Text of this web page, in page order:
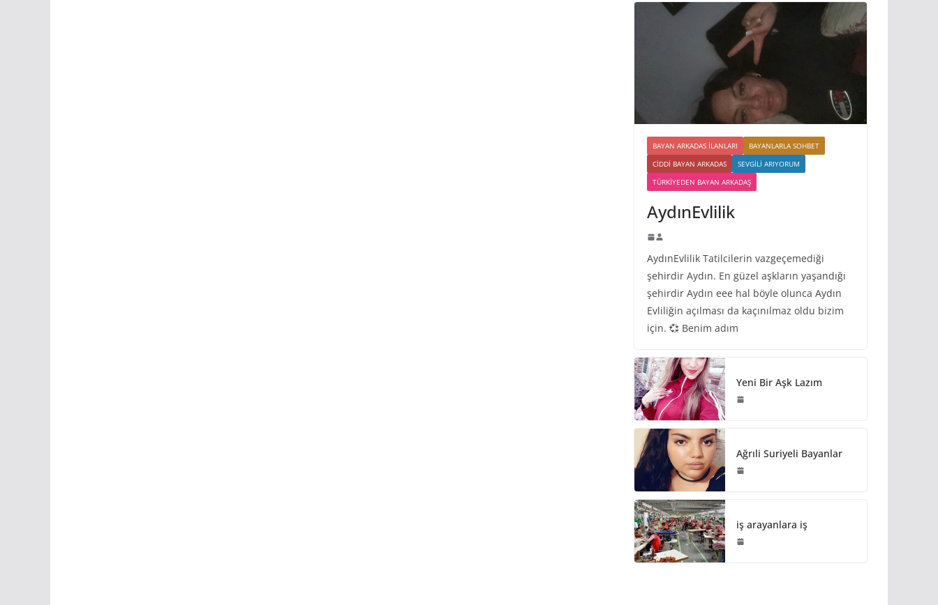
BAYAN ARKADAS ILANLARI
BAYANLARLA SOHBET
CIDDI BAYAN ARKADAS
SEVGILI ARIYORUM
TÜRKIYEDEN BAYAN ARKADAŞ
AydınEvlilik
AydınEvlilik Tatilcilerin vazgeçemediği
şehirdir Aydın. En güzel aşkların yaşandığı
şehirdir Aydın eee hal böyle olunca Aydın
Evliliğin açılması da kaçınılmaz oldu bizim
için. 💞 Benim adım
Yeni Bir Aşk Lazım
Ağrıli Suriyeli Bayanlar
iş arayanlara iş